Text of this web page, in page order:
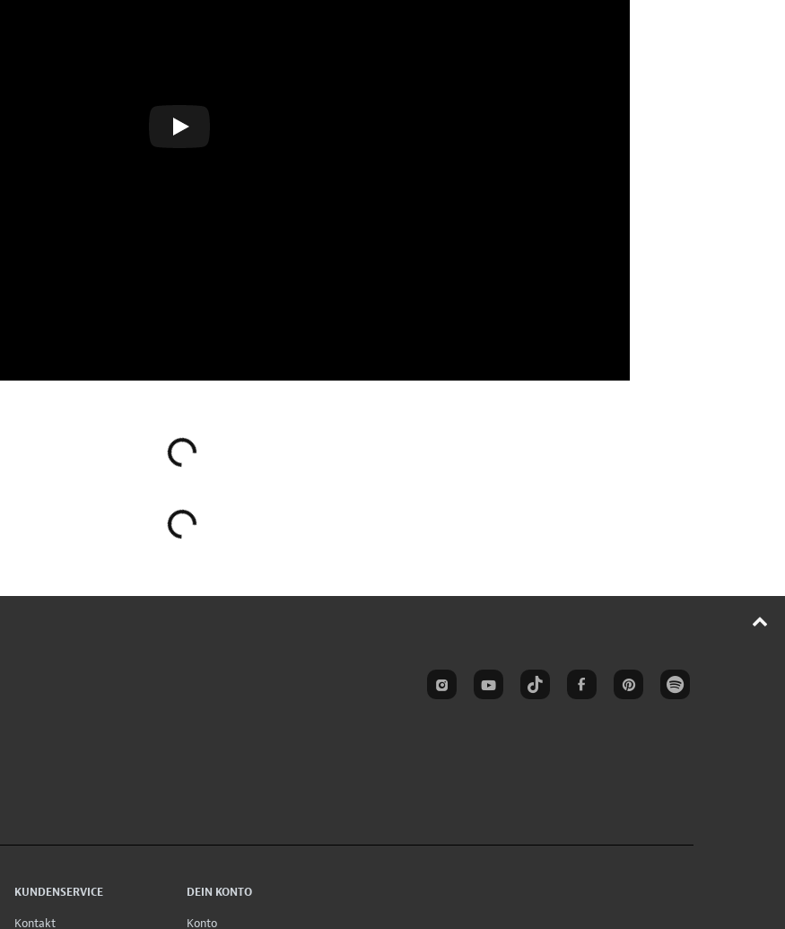
KUNDENSERVICE
Kontakt
DEIN KONTO
Konto